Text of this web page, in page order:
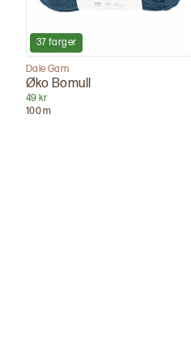
37 farger
Dale Garn
Øko Bomull
49 kr
100m